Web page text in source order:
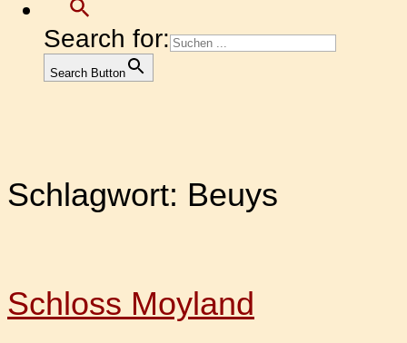
Search for:
Search Button
Schlagwort: Beuys
Schloss Moyland